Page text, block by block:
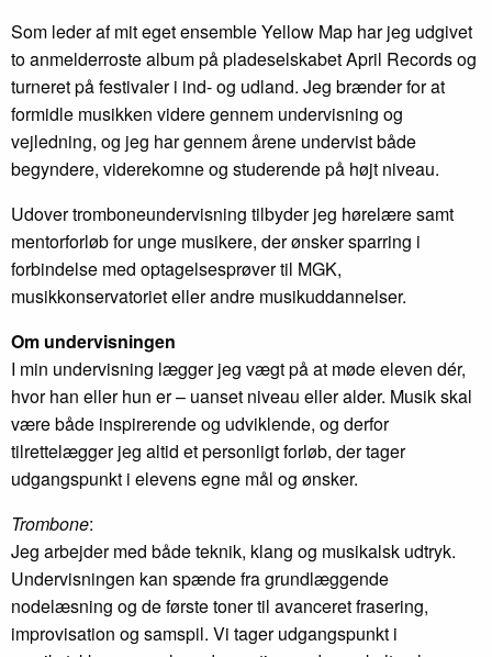
Som leder af mit eget ensemble Yellow Map har jeg udgivet
to anmelderroste album på pladeselskabet April Records og
turneret på festivaler i ind- og udland. Jeg brænder for at
formidle musikken videre gennem undervisning og
vejledning, og jeg har gennem årene undervist både
begyndere, viderekomne og studerende på højt niveau.
Udover tromboneundervisning tilbyder jeg hørelære samt
mentorforløb for unge musikere, der ønsker sparring i
forbindelse med optagelsesprøver til MGK,
musikkonservatoriet eller andre musikuddannelser.
Om undervisningen
I min undervisning lægger jeg vægt på at møde eleven dér,
hvor han eller hun er – uanset niveau eller alder. Musik skal
være både inspirerende og udviklende, og derfor
tilrettelægger jeg altid et personligt forløb, der tager
udgangspunkt i elevens egne mål og ønsker.
Trombone:
Jeg arbejder med både teknik, klang og musikalsk udtryk.
Undervisningen kan spænde fra grundlæggende
nodelæsning og de første toner til avanceret frasering,
improvisation og samspil. Vi tager udgangspunkt i